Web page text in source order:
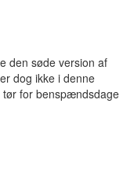
den søde version af
dog ikke i denne
tør for benspændsdage